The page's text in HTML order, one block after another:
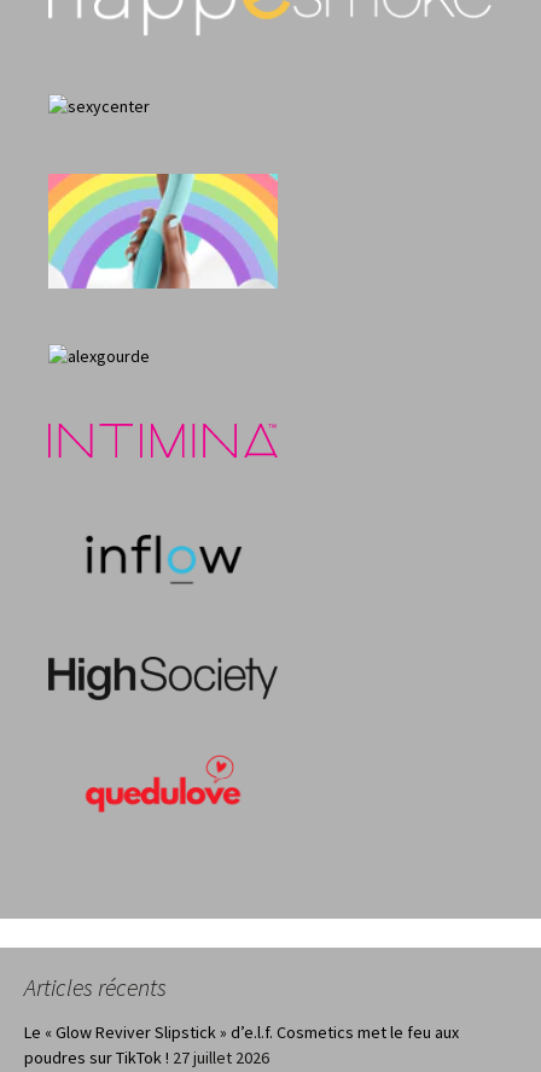
Articles récents
Le « Glow Reviver Slipstick » d’e.l.f. Cosmetics met le feu aux
poudres sur TikTok ! 27 juillet 2026